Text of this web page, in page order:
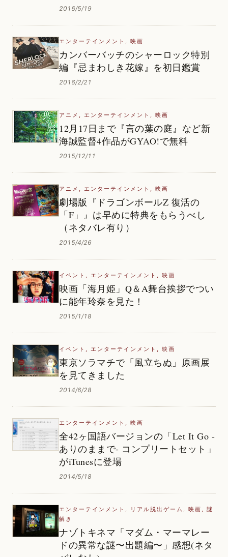
2016/5/19
エンターテインメント , 映画
カンバーバッチのシャーロック特別
編『忌まわしき花嫁』を初日鑑賞
2016/2/21
アニメ , エンターテインメント , 映画
12月17日まで『言の葉の庭』など新
海誠監督4作品がGYAO!で無料
2015/12/11
アニメ , エンターテインメント , 映画
劇場版『ドラゴンボールZ 復活の
「F」』は早めに特典をもらうべし
（ネタバレ有り）
2015/4/26
イベント , エンターテインメント , 映画
映画「海月姫」Q＆A舞台挨拶でつい
に能年玲奈を見た！
2015/1/18
イベント , エンターテインメント , 映画
東京ソラマチで「風立ちぬ」原画展
を見てきました
2014/6/28
エンターテインメント , 映画
全42ヶ国語バージョンの「Let It Go -
ありのままで- コンプリートセット」
がiTunesに登場
2014/5/18
エンターテインメント , リアル脱出ゲーム , 映画 , 謎
解き
ナゾトキネマ「マダム・マーマレー
ドの異常な謎〜出題編〜」感想(ネタ